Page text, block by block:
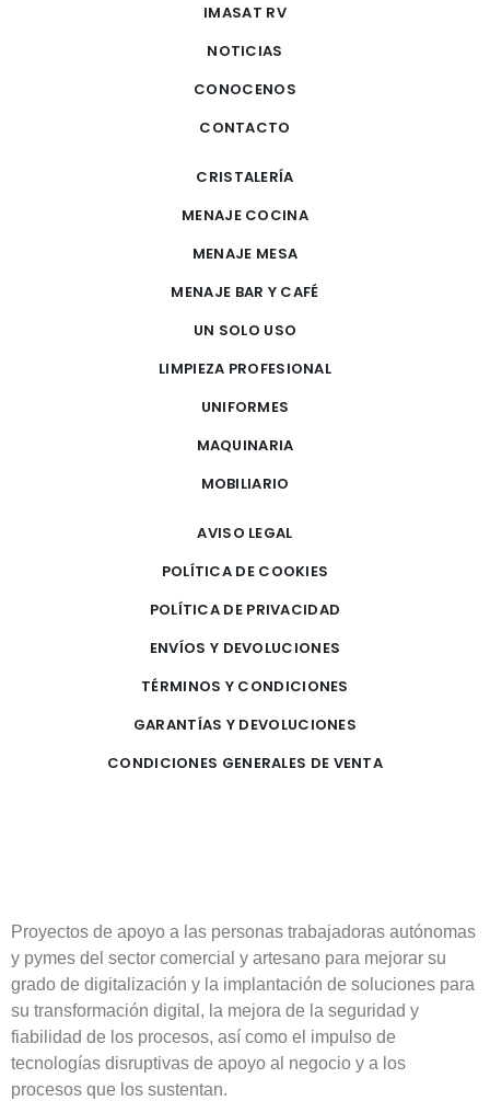
IMASAT RV
NOTICIAS
CONOCENOS
CONTACTO
CRISTALERÍA
MENAJE COCINA
MENAJE MESA
MENAJE BAR Y CAFÉ
UN SOLO USO
LIMPIEZA PROFESIONAL
UNIFORMES
MAQUINARIA
MOBILIARIO
AVISO LEGAL
POLÍTICA DE COOKIES
POLÍTICA DE PRIVACIDAD
ENVÍOS Y DEVOLUCIONES
TÉRMINOS Y CONDICIONES
GARANTÍAS Y DEVOLUCIONES
CONDICIONES GENERALES DE VENTA
Proyectos de apoyo a las personas trabajadoras autónomas
y pymes del sector comercial y artesano para mejorar su
grado de digitalización y la implantación de soluciones para
su transformación digital, la mejora de la seguridad y
fiabilidad de los procesos, así como el impulso de
tecnologías disruptivas de apoyo al negocio y a los
procesos que los sustentan.